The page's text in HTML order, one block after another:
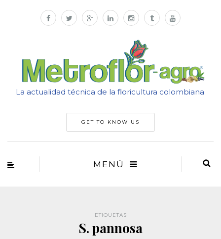
La actualidad técnica de la floricultura colombiana
GET TO KNOW US
MENÚ
ETIQUETAS
S. pannosa